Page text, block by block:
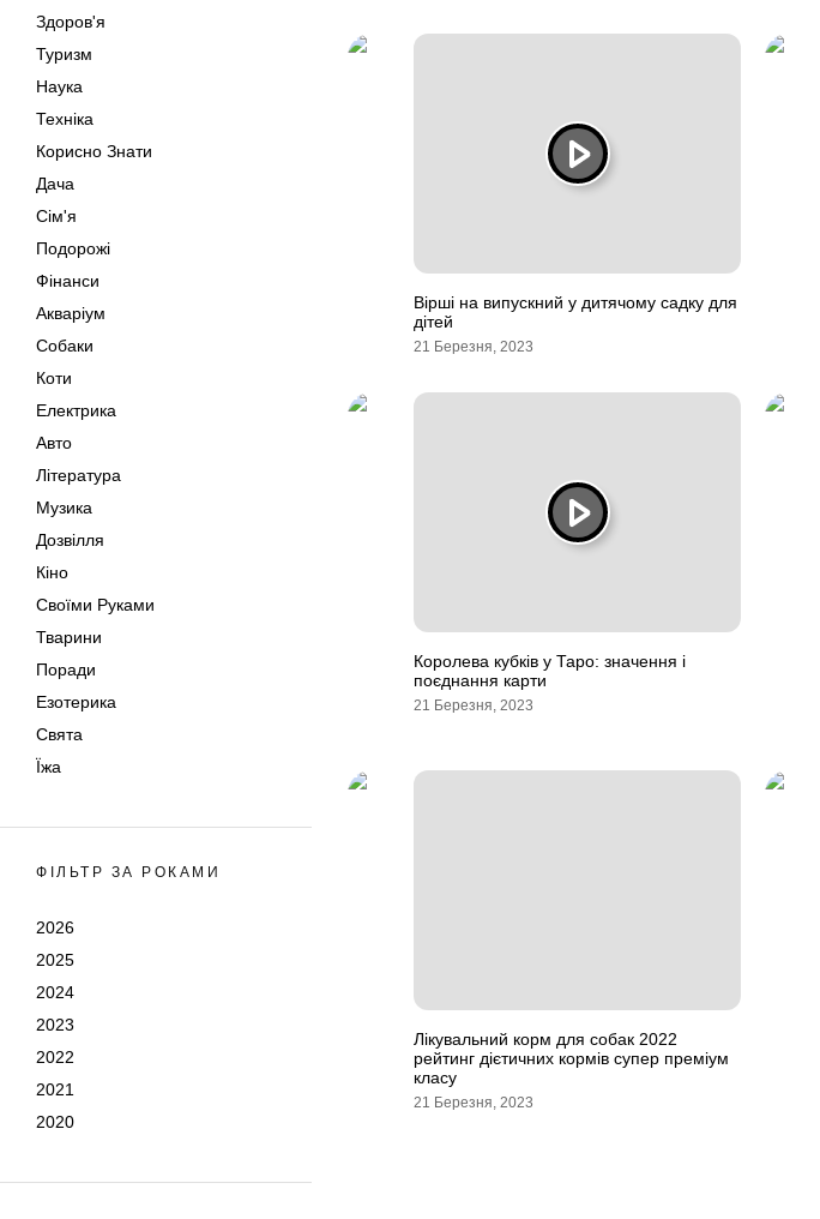
Здоров'я
Туризм
Наука
Техніка
Корисно Знати
Дача
Сім'я
Подорожі
Фінанси
Акваріум
Собаки
Коти
Електрика
Авто
Література
Музика
Дозвілля
Кіно
Своїми Руками
Тварини
Поради
Езотерика
Свята
Їжа
ФІЛЬТР ЗА РОКАМИ
2026
2025
2024
2023
2022
2021
2020
Вірші на випускний у дитячому садку для
дітей
21 Березня, 2023
Королева кубків у Таро: значення і
поєднання карти
21 Березня, 2023
Лікувальний корм для собак 2022
рейтинг дієтичних кормів супер преміум
класу
21 Березня, 2023